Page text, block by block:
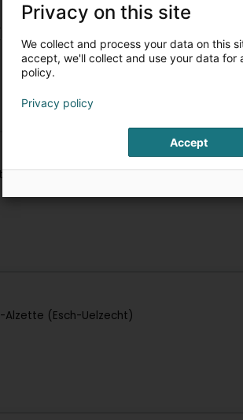
(Esch-Uelzecht)
Alzette (Esch-Uelzecht)
Privacy on this site
We collect and process your data on this
accept, we'll collect and use your data for
policy.
Privacy policy
Accept